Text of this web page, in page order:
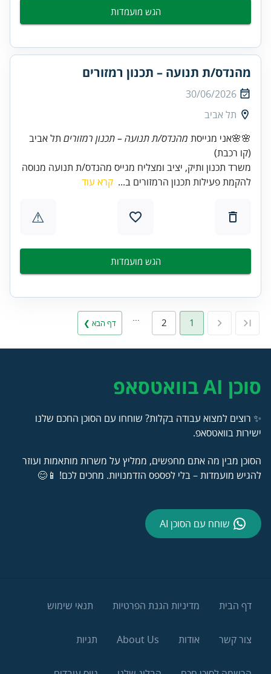
הגש מועמדות
מהנדס/ת תנועה – תכנון רמזורים
30/06/2026
תל אביב
🌸🌸אני מגייסת מהנדס/ת תנועה – תכנון רמזורים תל אביב
(קו רכבת)
משרד תכנון ותיק, יציב ומצליח מגייס מהנדס/ת תנועה מנוסה
להקמת פעילות תכנון הרמזורים ב... קרא עוד
⚠
הגש מועמדות
1
2 דף הבא ❯
סוכן AI בוואטסאפ
✨ רוצים למצוא עבודה בקלות? שוחחו עם הסוכן החכם שלנו
ישירות בוואטסאפ.
הסוכן מבין מה אתם מחפשים, ממליץ על משרות מותאמות ועוזר
להגיש מועמדות – בלי לפספס הזדמנויות. מחכים לכם! 📱😊
שוחח עם הסוכן AI
דף הבית מדיניות הגנת הפרטיות תנאי שימוש
צור קשר אודות About Us תגיות